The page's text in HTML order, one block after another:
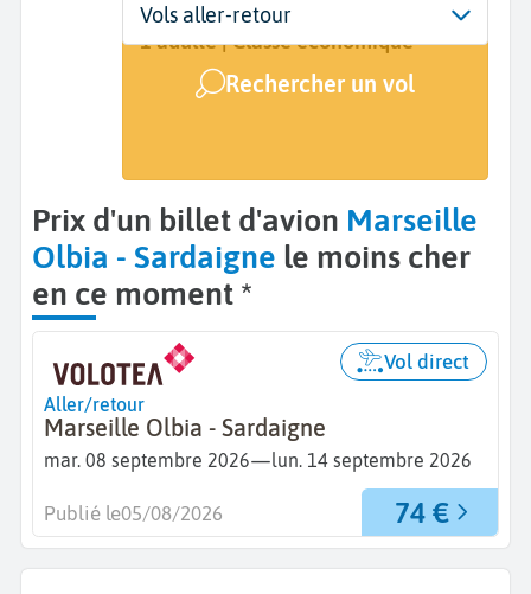
Départ
Marseille (MRS)
Dates
8 sept. - 14 sept.
Voyageurs | Classe
1 adulte | Classe économique
Rechercher un vol
Vols aller-retour
Prix d'un billet d'avion Marseille
Olbia - Sardaigne le moins cher
en ce moment *
Aller/retour
Marseille Olbia - Sardaigne
mar. 08 septembre 2026—lun. 14 septembre 2026
Vol direct
74 €
Publié le05/08/2026